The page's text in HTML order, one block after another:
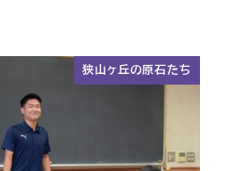
狭山ヶ丘の原石たち